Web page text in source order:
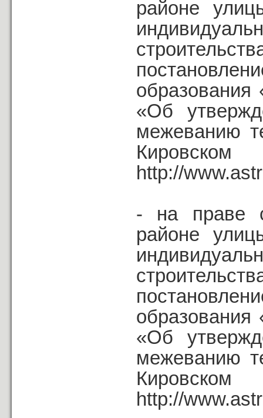
районе
«Об
межеванию
http://
- на праве
районе
«Об
межеванию
http://